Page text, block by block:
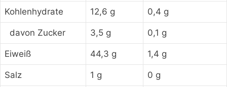
Kohlenhydrate 12,6 g 0,4 g
davon Zucker 3,5 g 0,1 g
Eiweiß 44,3 g 1,4 g
Salz 1 g 0 g